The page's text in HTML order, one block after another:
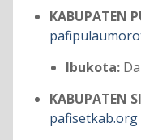
KABUPATEN
Ibukota:
KABUPATEN
pafisetkab.org